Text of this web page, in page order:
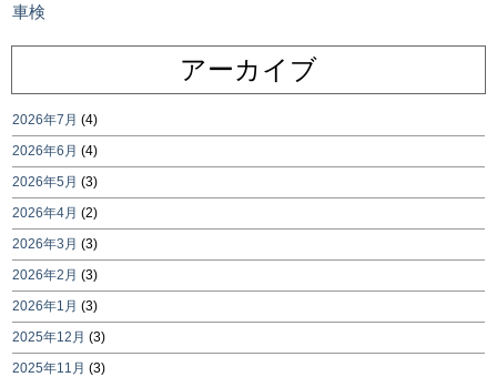
車検
アーカイブ
2026年7月 (4)
2026年6月 (4)
2026年5月 (3)
2026年4月 (2)
2026年3月 (3)
2026年2月 (3)
2026年1月 (3)
2025年12月 (3)
2025年11月 (3)